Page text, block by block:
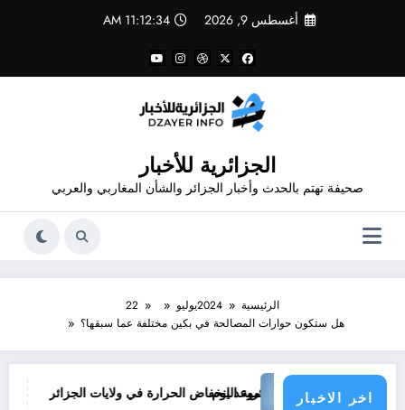
أغسطس 9, 2026 11:12:34 AM
الجزائرية للأخبار
صحيفة تهتم بالحدث وأخبار الجزائر والشأن المغاربي والعربي
الرئيسية 2024يوليو
22
هل ستكون حوارات المصالحة في بكين مختلفة عما سبقها؟
اخر الاخبار
موعد انخفاض الحرارة في ولايات الجزائر monde&